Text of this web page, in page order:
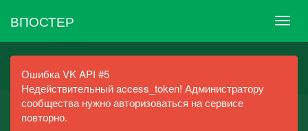
ВПОСТЕР
Ошибка VK API #5
Недействительный access_token! Администратору
сообщества нужно авторизоваться на сервисе
повторно.